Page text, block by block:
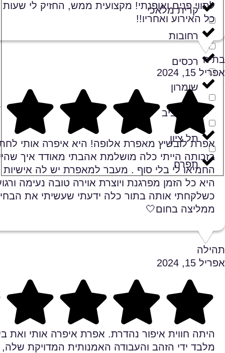
קרית מלאכי
רחובות
רכסים
שומרון
תל אביב
תל ציון
תפרח
לתווי פנים ואופנתי! מקצועית ממש, החזיק לי שעות
כל האירוע ואחריו!!
בתיה
אפריל 15, 2024
Rating 5 out of 5
אפרת לובשיץ מאפרת אלופה! היא איפרה אותי
בזכותה הייתי כלה מושלמת אהבתי מאודד איך
החמיאו לי בלי סוף . מעבר למאפרת יש לה
היא כל הזמן מפרגנת ויוצרת אוירה טובה נעימה
כשלקחתי אותה בתור כלה ידעתי שעשיתי את
ממליצה בחום🤍
תהילה
אפריל 15, 2024
Rating 5 out of 5
היתה חווית איפור נהדרת. אפרת איפרה אותי ואת
מלבד ידי הזהב והעבודה האמנותית המדויקת